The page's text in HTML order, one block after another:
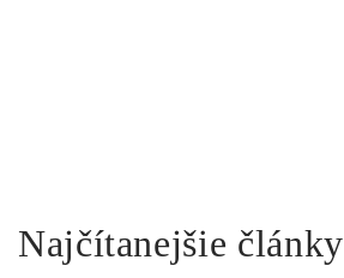
Najčítanejšie články